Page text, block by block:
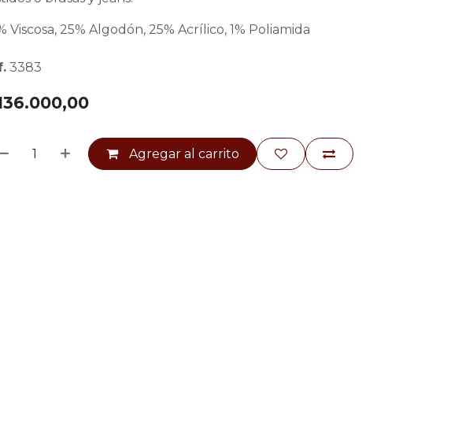
Viscosa, 25% Algodón, 25% Acrílico, 1% Poliamida
3383
Agregar al carrito